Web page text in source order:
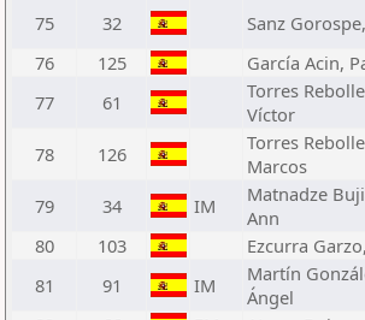
75 32 Sanz
76
125 García Acin,
77
61
Torres
Víctor
78 126
Torres
Marcos
79 34 IM
Matnadze
Ann
80
103 Ezcurra
81
91 IM
Martín
Ángel